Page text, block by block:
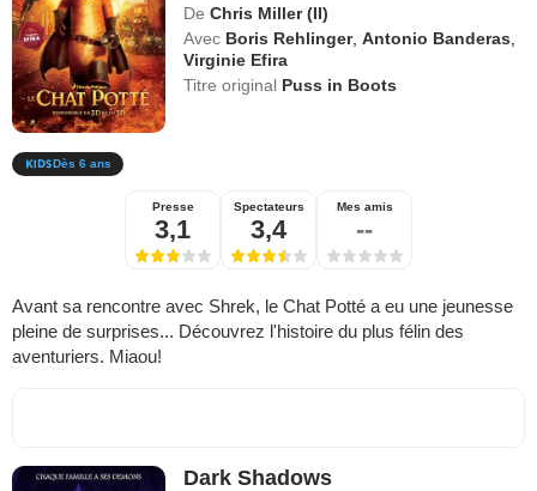
De Chris Miller (II)
Avec Boris Rehlinger,Antonio Banderas
Virginie Efira
Titre original Puss in Boots
Dès 6 ans
Presse
3,1
Spectateurs
3,4
Mes amis
--
Avant sa rencontre avec Shrek, le Chat Potté a eu une jeunesse
pleine de surprises... Découvrez l'histoire du plus félin des
aventuriers. Miaou!
Dark Shadows